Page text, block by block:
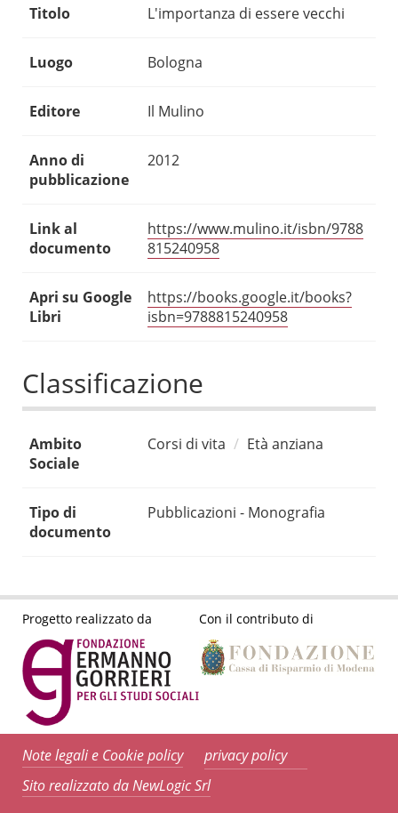
Titolo L'importanza di essere vecchi
Luogo Bologna
Editore Il Mulino
Anno di
pubblicazione
2012
Link al
documento
https://www.mulino.it/isbn/9788
815240958
Apri su Google
Libri
https://books.google.it/books?
isbn=9788815240958
Classificazione
Ambito
Sociale
Corsi di vita Età anziana
Tipo di
documento
Pubblicazioni - Monografia
Progetto realizzato da Con il contributo di
Note legali e Cookie policy
privacy policy
Sito realizzato da NewLogic Srl